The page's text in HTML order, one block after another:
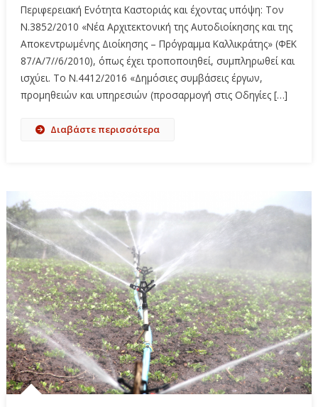
Περιφερειακή Ενότητα Καστοριάς και έχοντας υπόψη: Τον
Ν.3852/2010 «Νέα Αρχιτεκτονική της Αυτοδιοίκησης και της
Αποκεντρωμένης Διοίκησης – Πρόγραμμα Καλλικράτης» (ΦΕΚ
87/Α/7//6/2010), όπως έχει τροποποιηθεί, συμπληρωθεί και
ισχύει. Το Ν.4412/2016 «Δημόσιες συμβάσεις έργων,
προμηθειών και υπηρεσιών (προσαρμογή στις Οδηγίες […]
Διαβάστε περισσότερα